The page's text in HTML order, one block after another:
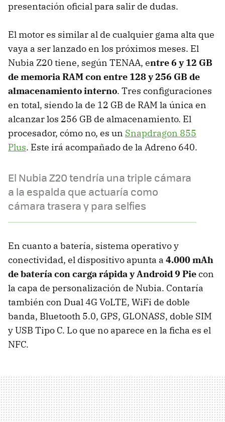
presentación oficial para salir de dudas.
El motor es similar al de cualquier gama alta que
vaya a ser lanzado en los próximos meses. El
Nubia Z20 tiene, según TENAA, entre 6 y 12 GB
de memoria RAM con entre 128 y 256 GB de
almacenamiento interno. Tres configuraciones
en total, siendo la de 12 GB de RAM la única en
alcanzar los 256 GB de almacenamiento. El
procesador, cómo no, es un Snapdragon 855
Plus. Este irá acompañado de la Adreno 640.
El Nubia Z20 tendría una triple cámara
a la espalda que actuaría como
cámara trasera y para selfies
En cuanto a batería, sistema operativo y
conectividad, el dispositivo apunta a 4.000 mAh
de batería con carga rápida y Android 9 Piecon
la capa de personalización de Nubia. Contaría
también con Dual 4G VoLTE, WiFi de doble
banda, Bluetooth 5.0, GPS, GLONASS, doble SIM
y USB Tipo C. Lo que no aparece en la ficha es el
NFC.